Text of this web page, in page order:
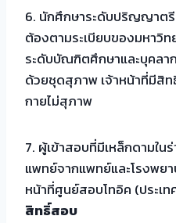
6. นักศึกษาระดับปริญญาต
ต้องตามระเบียบของมหาวิ
ระดับบัณฑิตศึกษาและบุคลา
ด้วยชุดสุภาพ เจ้าหน้าที่มีสิ
กายไม่สุภาพ
7. ผู้เข้าสอบที่มีเหล็กดามใ
แพทย์จากแพทย์และโรงพย
หน้าที่ศูนย์สอบโทอิค (ประเ
สิทธิ์สอบ